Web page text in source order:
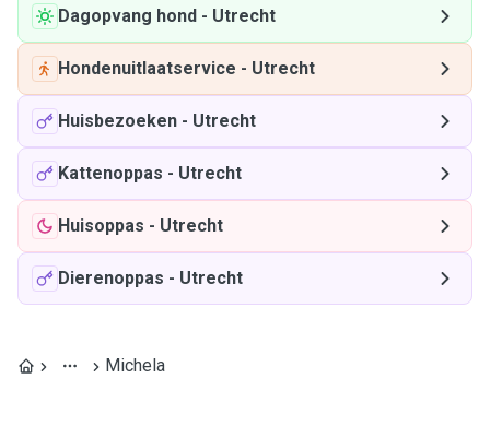
Dagopvang hond - Utrecht
Hondenuitlaatservice - Utrecht
Huisbezoeken - Utrecht
Kattenoppas - Utrecht
Huisoppas - Utrecht
Dierenoppas - Utrecht
Michela